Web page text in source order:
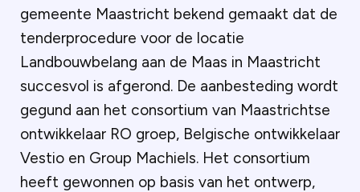
gemeente Maastricht bekend gemaakt dat de
tenderprocedure voor de locatie
Landbouwbelang aan de Maas in Maastricht
succesvol is afgerond. De aanbesteding wordt
gegund aan het consortium van Maastrichtse
ontwikkelaar RO groep, Belgische ontwikkelaar
Vestio en Group Machiels. Het consortium
heeft gewonnen op basis van het ontwerp,